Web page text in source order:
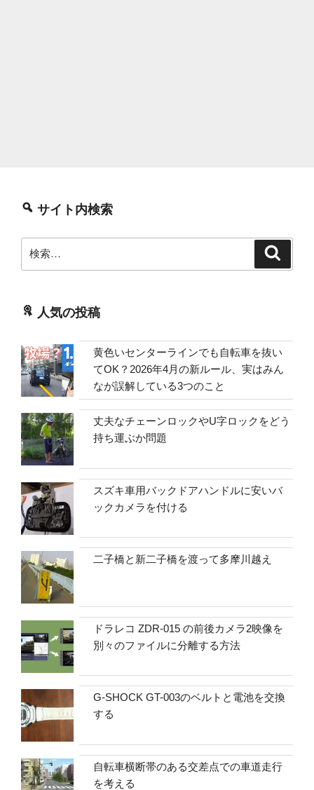
サイト内検索
索:
人気の投稿
黄色いセンターラインでも自転車を抜い
てOK？2026年4月の新ルール、実はみん
なが誤解している3つのこと
丈夫なチェーンロックやU字ロックをどう
持ち運ぶか問題
スズキ車用バックドアハンドルに安いバ
ックカメラを付ける
二子橋と新二子橋を渡って多摩川越え
ドラレコ ZDR-015 の前後カメラ2映像を
別々のファイルに分離する方法
G-SHOCK GT-003のベルトと電池を交換
する
自転車横断帯のある交差点での車道走行
を考える